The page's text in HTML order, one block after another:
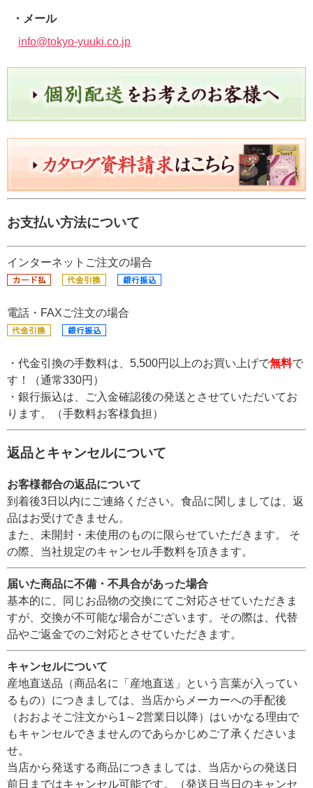
・メール
info@tokyo-yuuki.co.jp
お支払い方法について
インターネットご注文の場合
電話・FAXご注文の場合
・代金引換の手数料は、5,500円以上のお買い上げで無料で
す！（通常330円）
・銀行振込は、ご入金確認後の発送とさせていただいてお
ります。（手数料お客様負担）
返品とキャンセルについて
お客様都合の返品について
到着後3日以内にご連絡ください。食品に関しましては、返
品はお受けできません。
また、未開封・未使用のものに限らせていただきます。 そ
の際、当社規定のキャンセル手数料を頂きます。
届いた商品に不備・不具合があった場合
基本的に、同じお品物の交換にてご対応させていただきま
すが、交換が不可能な場合がございます。その際は、代替
品やご返金でのご対応とさせていただきます。
キャンセルについて
産地直送品（商品名に「産地直送」という言葉が入ってい
るもの）につきましては、当店からメーカーへの手配後
（おおよそご注文から1～2営業日以降）はいかなる理由で
もキャンセルできませんのであらかじめご了承くださいま
せ。
当店から発送する商品につきましては、当店からの発送日
前日まではキャンセル可能です。（発送日当日のキャンセ